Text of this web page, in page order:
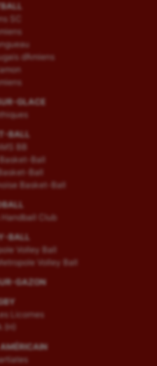
SC
d’Amiens
GLACE
BALL
BB
Ball
Ball
Basket-Ball
Handball Club
BALL
Volley Ball
Volley Ball
GAZON
Licornes
(H)